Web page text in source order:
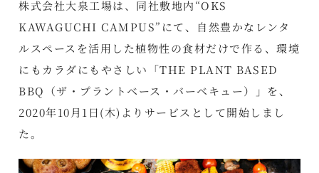
株式会社大泉工場は、同社敷地内“OKS
KAWAGUCHI CAMPUS”にて、自然豊かなレンタ
ルスペースを活用した植物性の食材だけで作る、環境
にもカラダにもやさしい「THE PLANT BASED
BBQ（ザ・プラントベース・バーベキュー）」を、
2020年10月1日(木)よりサービスとして開始しまし
た。